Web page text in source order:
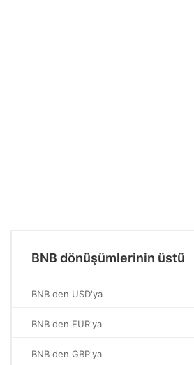
BNB dönüşümlerinin üstü
BNB den USD'ya
BNB den EUR'ya
BNB den GBP'ya